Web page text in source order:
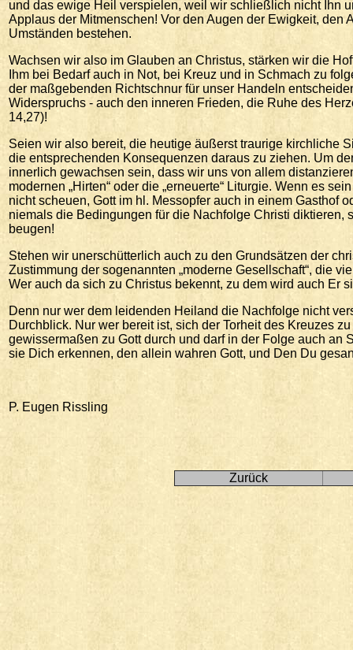
und das ewige Heil verspielen, weil wir schließlich nicht Ihn
Applaus der Mitmenschen! Vor den Augen der Ewigkeit,
Umständen bestehen.
Wachsen wir also im Glauben an Christus, stärken wir die
Ihm bei Bedarf auch in Not, bei Kreuz und in Schmach zu
der maßgebenden Richtschnur für unser Handeln
Widerspruchs - auch den inneren Frieden, die Ruhe des
14,27)!
Seien wir also bereit, die heutige äußerst traurige kirchliche
die entsprechenden Konsequenzen daraus zu ziehen. Um
innerlich gewachsen sein, dass wir uns von allem
modernen „Hirten“ oder die „erneuerte“ Liturgie. Wenn es
nicht scheuen, Gott im hl. Messopfer auch in einem Gasthof
niemals die Bedingungen für die Nachfolge Christi
beugen!
Stehen wir unerschütterlich auch zu den Grundsätzen der
Zustimmung der sogenannten „moderne Gesellschaft“, die
Wer auch da sich zu Christus bekennt, zu dem wird auch Er
Denn nur wer dem leidenden Heiland die Nachfolge nicht
Durchblick. Nur wer bereit ist, sich der Torheit des Kreuzes
gewissermaßen zu Gott durch und darf in der Folge auch an
sie Dich erkennen, den allein wahren Gott, und Den Du
P. Eugen Rissling
Zurück